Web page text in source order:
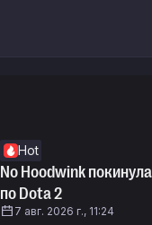
Hot
No Hoodwink
по Dota 2
7 авг. 2026 г., 11:24